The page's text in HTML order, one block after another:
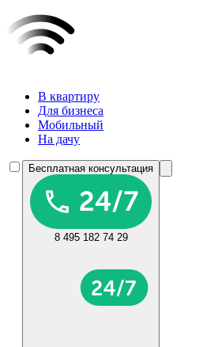
В квартиру
Для бизнеса
Мобильный
На дачу
Бесплатная консультация
8 495 182 74 29